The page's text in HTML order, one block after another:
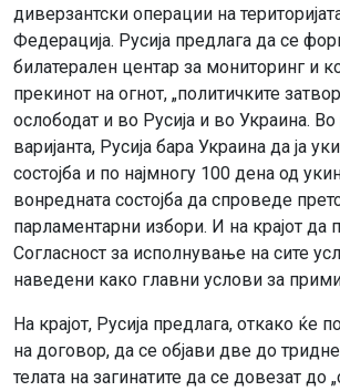
диверзантски операции на
Федерација. Русија предлага да се
билатерален центар за мониторинг и
прекинот на огнот, „политичките
ослободат и во Русија и во Украина.
варијанта, Русија бара Украина да ја
состојба и по најмногу 100 дена од
вонредната состојба да спроведе
парламентарни избори. И на крајот да
Согласност за исполнување на сите
наведени како главни услови за
На крајот, Русија предлага, откако ќе
на договор, да се објави две до
телата на загинатите да се довезат до